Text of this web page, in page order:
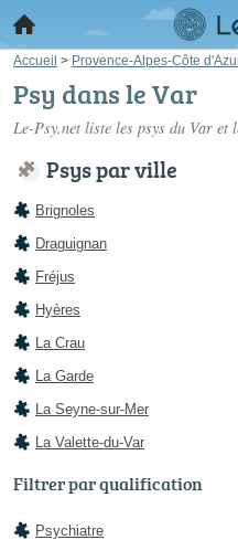
Accueil > Provence-Alpes-Côte
Psy dans le Var
Le-Psy.net liste les psys du Var et
Psys par ville
Brignoles
Draguignan
Fréjus
Hyères
La Crau
La Garde
La Seyne-sur-Mer
La Valette-du-Var
Filtrer par qualification
Psychiatre